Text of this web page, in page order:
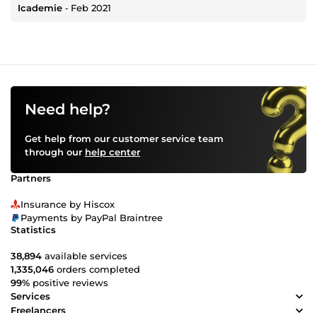
Icademie ‐ Feb 2021
Need help?
Get help from our customer service team
through our help center
Partners
Insurance by Hiscox
Payments by PayPal Braintree
Statistics
38,894 available services
1,335,046 orders completed
99% positive reviews
Services
Freelancers